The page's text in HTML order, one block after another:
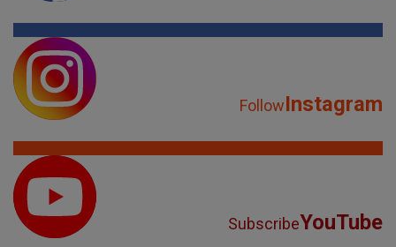
FollowInstagram
SubscribeYouTube